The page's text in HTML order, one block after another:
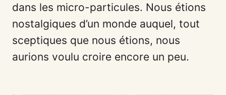
dans les micro-particules. Nous étions
nostalgiques d’un monde auquel, tout
sceptiques que nous étions, nous
aurions voulu croire encore un peu.